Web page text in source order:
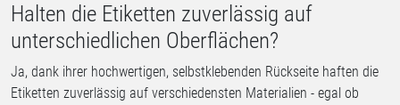
Halten die Etiketten zuverlässig auf
unterschiedlichen Oberflächen?
Ja, dank ihrer hochwertigen, selbstklebenden Rückseite haften die
Etiketten zuverlässig auf verschiedensten Materialien - egal ob